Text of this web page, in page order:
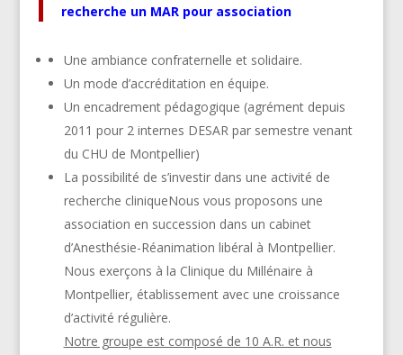
recherche un MAR pour association
Une ambiance confraternelle et solidaire.
Un mode d’accréditation en équipe.
Un encadrement pédagogique (agrément depuis
2011 pour 2 internes DESAR par semestre venant
du CHU de Montpellier)
La possibilité de s’investir dans une activité de
recherche cliniqueNous vous proposons une
association en succession dans un cabinet
d’Anesthésie-Réanimation libéral à Montpellier.
Nous exerçons à la Clinique du Millénaire à
Montpellier, établissement avec une croissance
d’activité régulière.
Notre groupe est composé de 10 A.R. et nous